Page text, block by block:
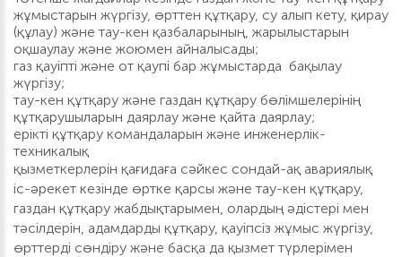
жұмыстарын жүргізу, өрттен құтқару, су алып кету, қирау
(құлау) және тау-кен қазбаларының, жарылыстарын
оқшаулау және жоюмен айналысады;
газ қауіпті және от қаупі бар жұмыстарда бақылау
жүргізу;
тау-кен құтқару және газдан құтқару бөлімшелерінің
құтқарушыларын даярлау және қайта даярлау;
ерікті құтқару командаларын және инженерлік-
техникалық
қызметкерлерін қағидаға сәйкес сондай-ақ авариялық
іс-әрекет кезінде өртке қарсы және тау-кен құтқару,
газдан құтқару жабдықтарымен, олардың әдістері мен
тәсілдерін, адамдарды құтқару, қауіпсіз жұмыс жүргізу,
өрттерді сөндіру және басқа да қызмет түрлерімен